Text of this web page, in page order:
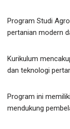
Program Studi
pertanian modern
Kurikulum
dan teknologi
Program ini
mendukung